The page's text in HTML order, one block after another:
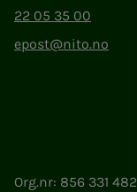
22 05 35 00
epost@nito.no
Org.nr: 856 331 482